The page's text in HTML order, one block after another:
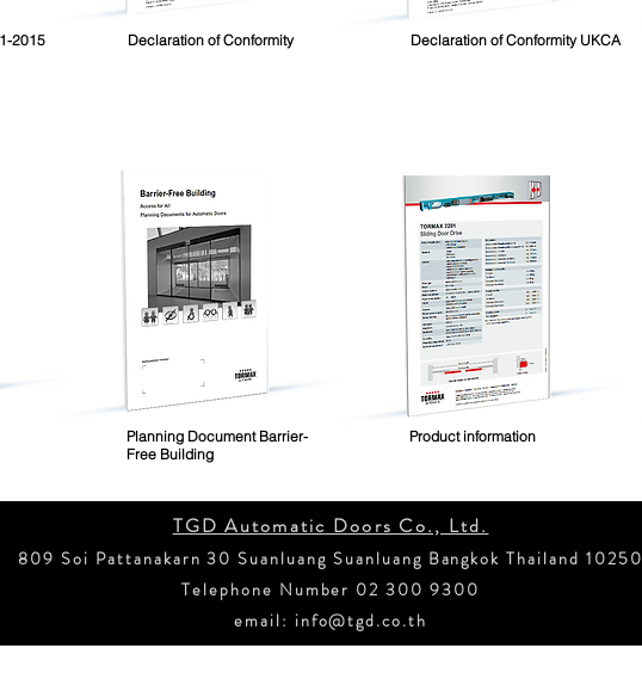
Declaration of Conformity Declaration of Conformity UKCA
2015
Planning Document Barrier-
Free Building
Product information
TGD Automatic Doors Co., Ltd.
809 Soi Pattanakarn 30 Suanluang Suanluang Bangkok Thailand 10250
Telephone Number 02 300 9300
email: info@tgd.co.th